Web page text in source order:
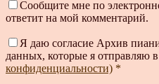
Сообщите мне по
ответит на мой комментарий.
Я даю согласие Архив
данных, которые я отправляю
конфиденциальности) *